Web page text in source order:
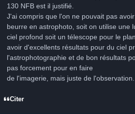
130 NFB est il justifié.
J'ai compris que l'on ne pouvait pas
beurre en astrophoto, soit on utilise une
ciel profond soit un télescope pour le
avoir d'excellents résultats pour du ciel
l'astrophotographie et de bon résultats
pas forcement pour en faire
de l'imagerie, mais juste de l'observation.
Citer